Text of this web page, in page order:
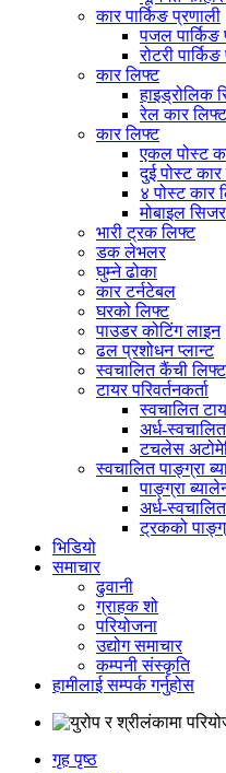
कार पार्किङ प्रणाली
पजल पार्किङ
रोटरी
कार लिफ्ट
हाइड्रोलिक
रेल कार
कार लिफ्ट
एकल पोस्ट
दुई पोस्ट
४ पोस्ट कार
मोबाइल
भारी ट्रक लिफ्ट
डक लेभलर
घुम्ने ढोका
कार टर्नटेबल
घरको लिफ्ट
पाउडर कोटिंग लाइन
ढल प्रशोधन प्लान्ट
स्वचालित कैंची लिफ्ट
टायर परिवर्तनकर्ता
स्वचालित
अर्ध-स्वचालित
टचलेस
स्वचालित पाङ्ग्रा
पाङ्ग्रा
अर्ध-
ट्रकको
भिडियो
समाचार
ढुवानी
ग्राहक शो
परियोजना
उद्योग समाचार
कम्पनी संस्कृति
हामीलाई सम्पर्क गर्नुहोस
गृह पृष्ठ